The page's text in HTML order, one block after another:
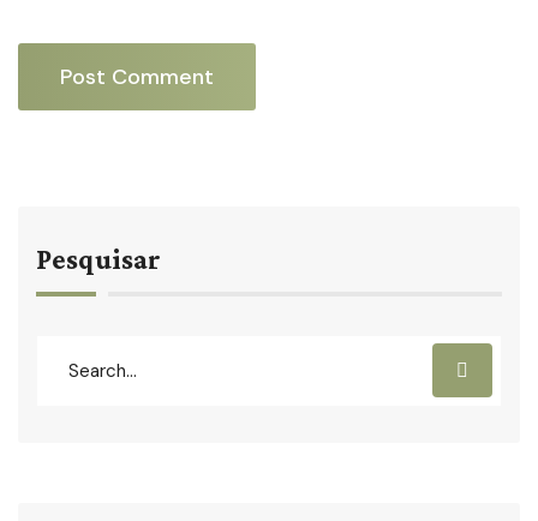
Pesquisar